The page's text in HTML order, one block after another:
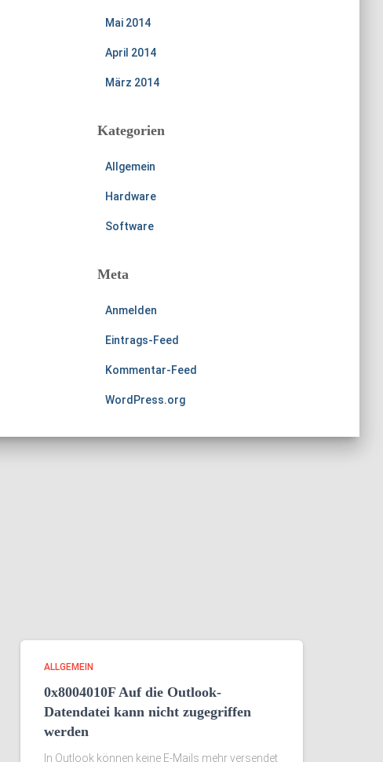
Mai 2014
April 2014
März 2014
Kategorien
Allgemein
Hardware
Software
Meta
Anmelden
Eintrags-Feed
Kommentar-Feed
WordPress.org
ALLGEMEIN
0x8004010F Auf die Outlook-
Datendatei kann nicht zugegriffen
werden
In Outlook können keine E-Mails mehr versendet